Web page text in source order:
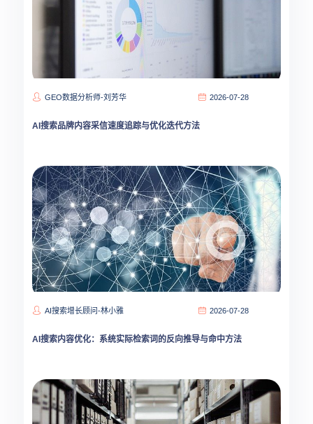
GEO数据分析师-刘芳华 2026-07-28
AI搜索品牌内容采信速度追踪与优化迭代方法
AI搜索增长顾问-林小雅 2026-07-28
AI搜索内容优化：系统实际检索词的反向推导与命中方法